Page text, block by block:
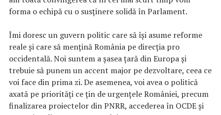
forma o echipă cu o susținere solidă în Parlament.
Îmi doresc un guvern politic care să își asume reforme
reale și care să mențină România pe direcția pro
occidentală. Noi suntem a șasea țară din Europa și
trebuie să punem un accent major pe dezvoltare, ceea ce
voi face din prima zi. De asemenea, voi avea o politică
axată pe priorități ce țin de urgențele României, precum
finalizarea proiectelor din PNRR, accederea în OCDE și